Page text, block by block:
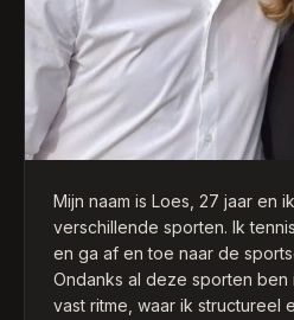
Mijn naam is Loes, 27 jaar en
verschillende sporten. Ik
en ga af en toe naar de
Ondanks al deze sporten
vast ritme, waar ik structureel